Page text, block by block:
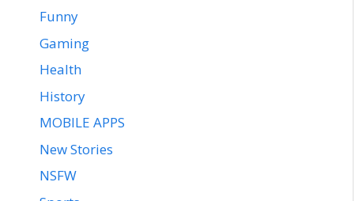
Funny
Gaming
Health
History
MOBILE APPS
New Stories
NSFW